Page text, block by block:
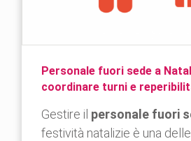
Personale fuori sede a
coordinare turni e
Gestire il personale fuori
festività natalizie è una